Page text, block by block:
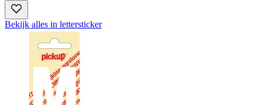
Bekijk alles in lettersticker